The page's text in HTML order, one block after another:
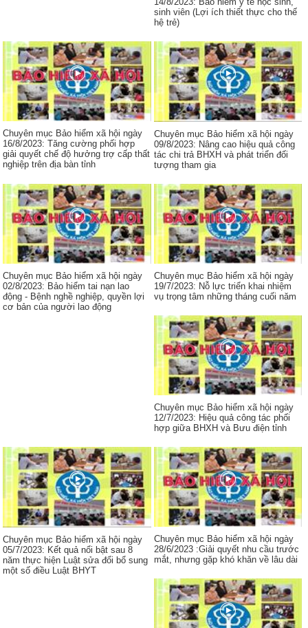
sinh viên (Lợi ích thiết thực cho thế
hệ trẻ)
Chuyên mục Bảo hiểm xã hội ngày
16/8/2023: Tăng cường phối hợp
giải quyết chế độ hưởng trợ cấp thất
nghiệp trên địa bàn tỉnh
Chuyên mục Bảo hiểm xã hội ngày
09/8/2023: Nâng cao hiệu quả công
tác chi trả BHXH và phát triển đối
tượng tham gia
Chuyên mục Bảo hiểm xã hội ngày
02/8/2023: Bảo hiểm tai nạn lao
động - Bệnh nghề nghiệp, quyền lợi
cơ bản của người lao động
Chuyên mục Bảo hiểm xã hội ngày
19/7/2023: Nỗ lực triển khai nhiệm
vụ trọng tâm những tháng cuối năm
Chuyên mục Bảo hiểm xã hội ngày
12/7/2023: Hiệu quả công tác phối
hợp giữa BHXH và Bưu điện tỉnh
Chuyên mục Bảo hiểm xã hội ngày
05/7/2023: Kết quả nổi bật sau 8
năm thực hiện Luật sửa đổi bổ sung
một số điều Luật BHYT
Chuyên mục Bảo hiểm xã hội ngày
28/6/2023 :Giải quyết nhu cầu trước
mắt, nhưng gặp khó khăn về lâu dài